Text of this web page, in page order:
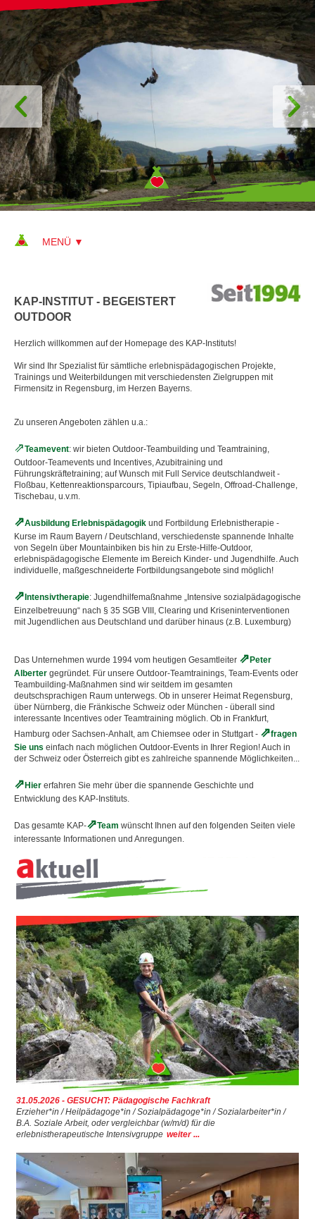
▼
KAP-INSTITUT - BEGEISTERT
OUTDOOR
Herzlich willkommen auf der Homepage des KAP-Instituts!
Wir sind Ihr Spezialist für sämtliche erlebnispädagogischen Projekte,
Trainings und Weiterbildungen mit verschiedensten Zielgruppen mit
Firmensitz in Regensburg, im Herzen Bayerns.
Zu unseren Angeboten zählen u.a.:
Teamevent: wir bieten Outdoor-Teambuilding und Teamtraining,
Outdoor-Teamevents und Incentives, Azubitraining und
Führungskräftetraining; auf Wunsch mit Full Service deutschlandweit -
Floßbau, Kettenreaktionsparcours, Tipiaufbau, Segeln, Offroad-Challenge,
Tischebau, u.v.m.
Ausbildung Erlebnispädagogik und Fortbildung Erlebnistherapie -
Kurse im Raum Bayern / Deutschland, verschiedenste spannende Inhalte
von Segeln über Mountainbiken bis hin zu Erste-Hilfe-Outdoor,
erlebnispädagogische Elemente im Bereich Kinder- und Jugendhilfe. Auch
individuelle, maßgeschneiderte Fortbildungsangebote sind möglich!
Intensivtherapie: Jugendhilfemaßnahme „Intensive sozialpädagogische
Einzelbetreuung“ nach § 35 SGB VIII, Clearing und Kriseninterventionen
mit Jugendlichen aus Deutschland und darüber hinaus (z.B. Luxemburg)
Das Unternehmen wurde 1994 vom heutigen Gesamtleiter
Peter
Alberter gegründet. Für unsere Outdoor-Teamtrainings, Team-Events oder
Teambuilding-Maßnahmen sind wir seitdem im gesamten
deutschsprachigen Raum unterwegs. Ob in unserer Heimat Regensburg,
über Nürnberg, die Fränkische Schweiz oder München - überall sind
interessante Incentives oder Teamtraining möglich. Ob in Frankfurt,
Hamburg oder Sachsen-Anhalt, am Chiemsee oder in Stuttgart -
fragen
Sie uns einfach nach möglichen Outdoor-Events in Ihrer Region! Auch in
der Schweiz oder Österreich gibt es zahlreiche spannende Möglichkeiten...
Hier erfahren Sie mehr über die spannende Geschichte und
Entwicklung des KAP-Instituts.
Das gesamte KAP- Team wünscht Ihnen auf den folgenden Seiten viele
interessante Informationen und Anregungen.
31.05.2026 - GESUCHT: Pädagogische Fachkraft
Erzieher*in / Heilpädagoge*in / Sozialpädagoge*in / Sozialarbeiter*in /
B.A. Soziale Arbeit, oder vergleichbar (w/m/d) für die
erlebnistherapeutische Intensivgruppe weiter ...